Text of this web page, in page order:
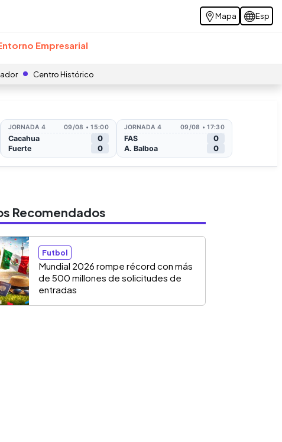
Mapa Esp
Empresarial
Centro Histórico
Recomendados
Futbol
Mundial 2026 rompe récord con más
de 500 millones de solicitudes de
entradas